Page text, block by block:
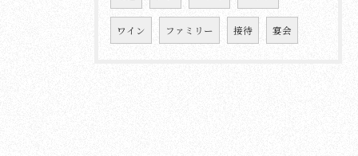
ワイン ファミリー 接待 宴会